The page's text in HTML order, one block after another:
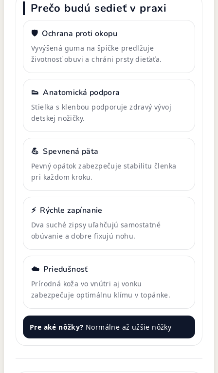
Prečo budú sedieť v praxi
🛡️ Ochrana proti okopu
Vyvýšená guma na špičke predlžuje
životnosť obuvi a chráni prsty dieťaťa.
👟 Anatomická podpora
Stielka s klenbou podporuje zdravý vývoj
detskej nožičky.
💪 Spevnená päta
Pevný opätok zabezpečuje stabilitu členka
pri každom kroku.
⚡ Rýchle zapínanie
Dva suché zipsy uľahčujú samostatné
obúvanie a dobre fixujú nohu.
☁️ Priedušnosť
Prírodná koža vo vnútri aj vonku
zabezpečuje optimálnu klímu v topánke.
Pre aké nôžky? Normálne až užšie nôžky